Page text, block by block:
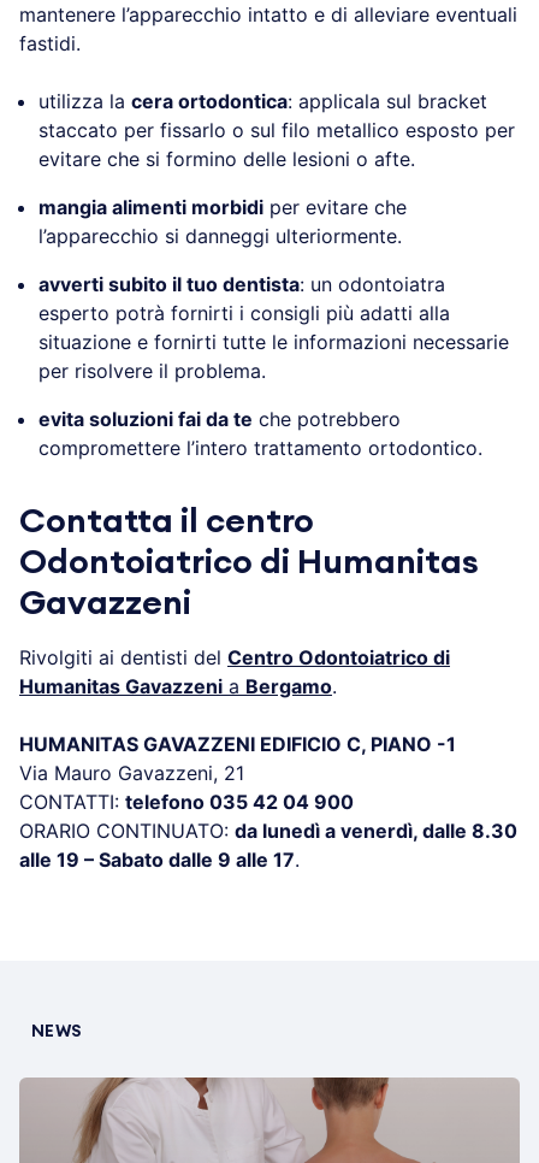
mantenere l’apparecchio intatto e di alleviare eventuali
fastidi.
utilizza la cera ortodontica: applicala sul bracket
staccato per fissarlo o sul filo metallico esposto per
evitare che si formino delle lesioni o afte.
mangia alimenti morbidi per evitare che
l’apparecchio si danneggi ulteriormente.
avverti subito il tuo dentista: un odontoiatra
esperto potrà fornirti i consigli più adatti alla
situazione e fornirti tutte le informazioni necessarie
per risolvere il problema.
evita soluzioni fai da te che potrebbero
compromettere l’intero trattamento ortodontico.
Contatta il centro
Odontoiatrico di Humanitas
Gavazzeni
Rivolgiti ai dentisti del Centro Odontoiatrico di
Humanitas Gavazzeni a Bergamo.
HUMANITAS GAVAZZENI EDIFICIO C, PIANO -1
Via Mauro Gavazzeni, 21
CONTATTI: telefono 035 42 04 900
ORARIO CONTINUATO: da lunedì a venerdì, dalle 8.30
alle 19 – Sabato dalle 9 alle 17.
NEWS